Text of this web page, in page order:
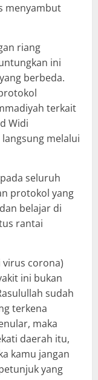
menyambut
riang
ini
berbeda.
terkait
Widi
melalui
seluruh
protokol yang
belajar di
rantai
virus corona)
ini bukan
sudah
terkena
maka
daerah itu,
kamu jangan
yang